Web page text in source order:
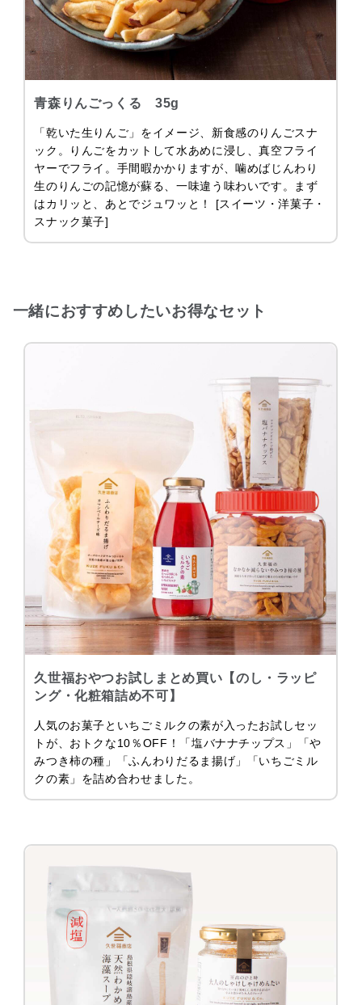
青森りんごっくる 35g
「乾いた生りんご」をイメージ、新食感のりんごスナ
ック。りんごをカットして水あめに浸し、真空フライ
ヤーでフライ。手間暇かかりますが、噛めばじんわり
生のりんごの記憶が蘇る、一味違う味わいです。まず
はカリッと、あとでジュワッと！ [スイーツ・洋菓子・
スナック菓子]
一緒におすすめしたいお得なセット
久世福おやつお試しまとめ買い【のし・ラッピ
ング・化粧箱詰め不可】
人気のお菓子といちごミルクの素が入ったお試しセッ
トが、おトクな10％OFF！「塩バナナチップス」「や
みつき柿の種」「ふんわりだるま揚げ」「いちごミル
クの素」を詰め合わせました。